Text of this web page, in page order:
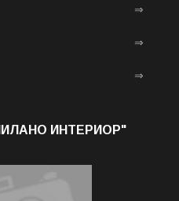
⇒
⇒
⇒
ИНТЕРИОР"